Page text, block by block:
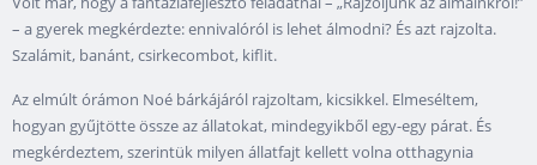
– a gyerek megkérdezte: ennivalóról is lehet álmodni? És azt rajzolta.
Szalámit, banánt, csirkecombot, kiflit.
Az elmúlt órámon Noé bárkájáról rajzoltam, kicsikkel. Elmeséltem,
hogyan gyűjtötte össze az állatokat, mindegyikből egy-egy párat. És
megkérdeztem, szerintük milyen állatfajt kellett volna otthagynia